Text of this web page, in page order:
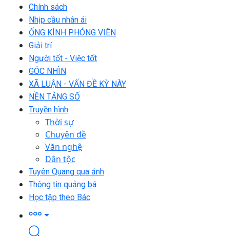
Chính sách
Nhịp cầu nhân ái
ỐNG KÍNH PHÓNG VIÊN
Giải trí
Người tốt - Việc tốt
GÓC NHÌN
XÃ LUẬN - VẤN ĐỀ KỲ NÀY
NỀN TẢNG SỐ
Truyền hình
Thời sự
Chuyên đề
Văn nghệ
Dân tộc
Tuyên Quang qua ảnh
Thông tin quảng bá
Học tập theo Bác